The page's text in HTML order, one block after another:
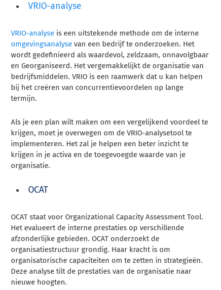
VRIO-analyse
VRIO-analyse is een uitstekende methode om de interne
omgevingsanalyse van een bedrijf te onderzoeken. Het
wordt gedefinieerd als waardevol, zeldzaam, onnavolgbaar
en Georganiseerd. Het vergemakkelijkt de organisatie van
bedrijfsmiddelen. VRIO is een raamwerk dat u kan helpen
bij het creëren van concurrentievoordelen op lange
termijn.
Als je een plan wilt maken om een vergelijkend voordeel te
krijgen, moet je overwegen om de VRIO-analysetool te
implementeren. Het zal je helpen een beter inzicht te
krijgen in je activa en de toegevoegde waarde van je
organisatie.
OCAT
OCAT staat voor Organizational Capacity Assessment Tool.
Het evalueert de interne prestaties op verschillende
afzonderlijke gebieden. OCAT onderzoekt de
organisatiestructuur grondig. Haar kracht is om
organisatorische capaciteiten om te zetten in strategieën.
Deze analyse tilt de prestaties van de organisatie naar
nieuwe hoogten.